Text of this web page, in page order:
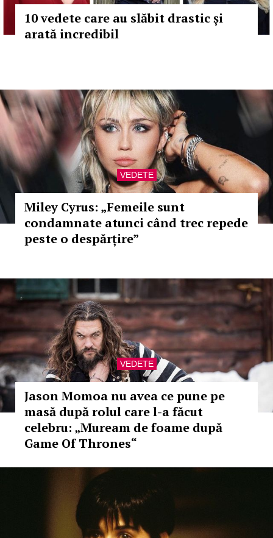
10 vedete care au slăbit drastic și
arată incredibil
VEDETE
Miley Cyrus: „Femeile sunt
condamnate atunci când trec repede
peste o despărțire”
VEDETE
Jason Momoa nu avea ce pune pe
masă după rolul care l-a făcut
celebru: „Muream de foame după
Game Of Thrones“